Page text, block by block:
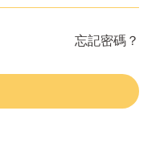
忘記密碼？